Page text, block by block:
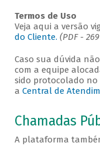
Termos de Uso
Veja aqui a versão
do Cliente. (PDF -
Caso sua dúvida
com a equipe
sido protocolado no
a Central de
Chamadas
A plataforma